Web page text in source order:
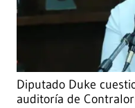
Diputado Duke
auditoría de